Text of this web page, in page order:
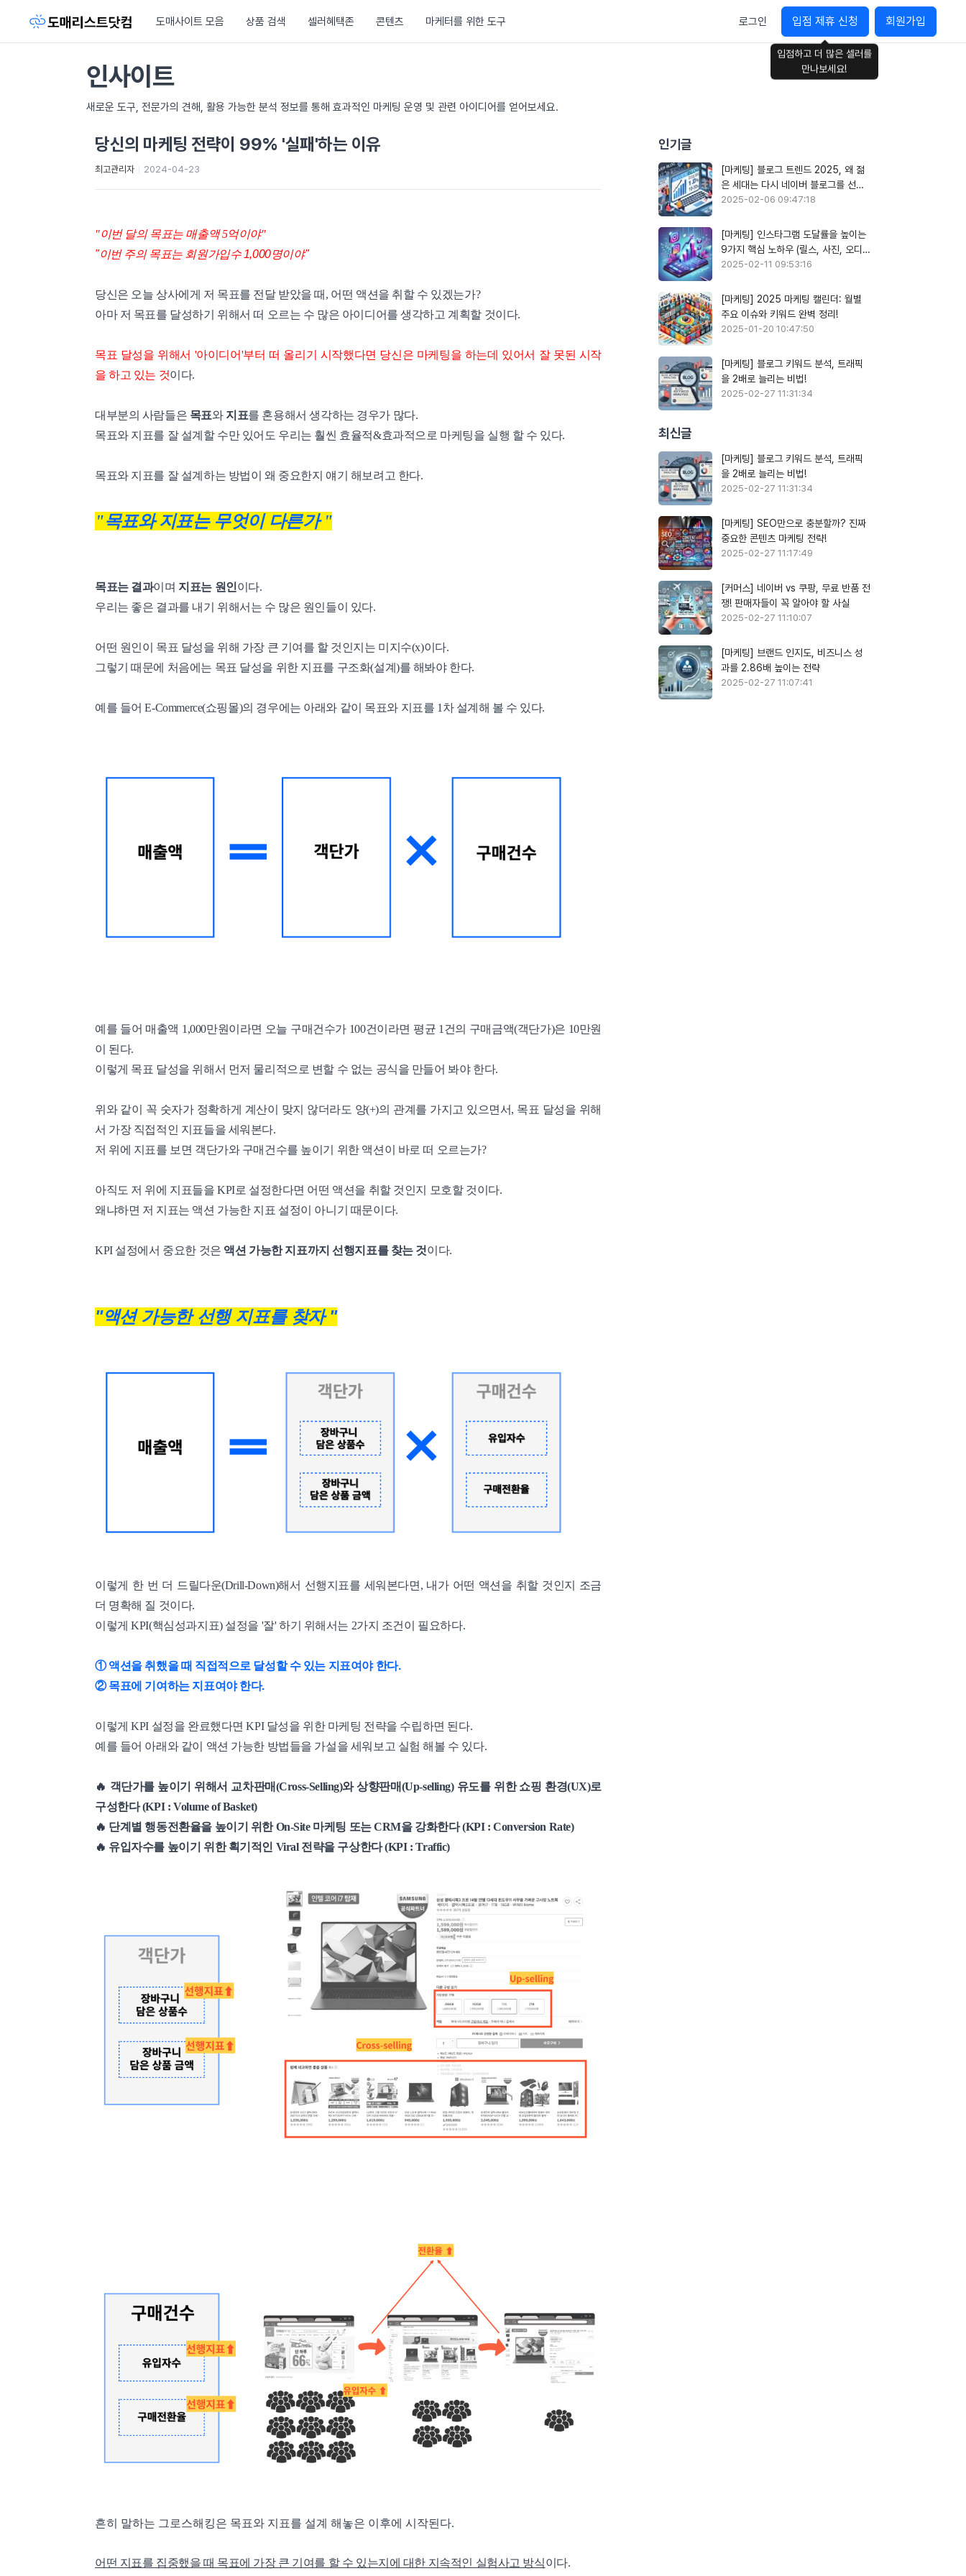
도매사이트 모음 상품 검색 셀러혜택존 콘텐츠 마케터를 위한 도구 로그인 입점 제휴 신청
입점하고 더 많은 셀러를
만나보세요!
회원가입
인사이트
새로운 도구, 전문가의 견해, 활용 가능한 분석 정보를 통해 효과적인 마케팅 운영 및 관련 아이디어를 얻어보세요.
당신의 마케팅 전략이 99% '실패'하는 이유
최고관리자 2024-04-23
"이번 달의 목표는 매출액 5억이야"
"이번 주의 목표는 회원가입수 1,000명이야"
당신은 오늘 상사에게 저 목표를 전달 받았을 때, 어떤 액션을 취할 수 있겠는가?
아마 저 목표를 달성하기 위해서 떠 오르는 수 많은 아이디어를 생각하고 계획할 것이다.
목표 달성을 위해서 '아이디어'부터 떠 올리기 시작했다면 당신은 마케팅을 하는데 있어서 잘 못된 시작
을 하고 있는 것이다.
대부분의 사람들은 목표와 지표를 혼용해서 생각하는 경우가 많다.
목표와 지표를 잘 설계할 수만 있어도 우리는 훨씬 효율적&효과적으로 마케팅을 실행 할 수 있다.
목표와 지표를 잘 설계하는 방법이 왜 중요한지 얘기 해보려고 한다.
"목표와 지표는 무엇이 다른가 "
목표는 결과이며 지표는 원인이다.
우리는 좋은 결과를 내기 위해서는 수 많은 원인들이 있다.
어떤 원인이 목표 달성을 위해 가장 큰 기여를 할 것인지는 미지수(x)이다.
그렇기 때문에 처음에는 목표 달성을 위한 지표를 구조화(설계)를 해봐야 한다.
예를 들어 E-Commerce(쇼핑몰)의 경우에는 아래와 같이 목표와 지표를 1차 설계해 볼 수 있다.
예를 들어 매출액 1,000만원이라면 오늘 구매건수가 100건이라면 평균 1건의 구매금액(객단가)은 10만원
이 된다.
이렇게 목표 달성을 위해서 먼저 물리적으로 변할 수 없는 공식을 만들어 봐야 한다.
위와 같이 꼭 숫자가 정확하게 계산이 맞지 않더라도 양(+)의 관계를 가지고 있으면서, 목표 달성을 위해
서 가장 직접적인 지표들을 세워본다.
저 위에 지표를 보면 객단가와 구매건수를 높이기 위한 액션이 바로 떠 오르는가?
아직도 저 위에 지표들을 KPI로 설정한다면 어떤 액션을 취할 것인지 모호할 것이다.
왜냐하면 저 지표는 액션 가능한 지표 설정이 아니기 때문이다.
KPI 설정에서 중요한 것은 액션 가능한 지표까지 선행지표를 찾는 것이다.
"액션 가능한 선행 지표를 찾자 "
이렇게 한 번 더 드릴다운(Drill-Down)해서 선행지표를 세워본다면, 내가 어떤 액션을 취할 것인지 조금
더 명확해 질 것이다.
이렇게 KPI(핵심성과지표) 설정을 '잘' 하기 위해서는 2가지 조건이 필요하다.
① 액션을 취했을 때 직접적으로 달성할 수 있는 지표여야 한다.
② 목표에 기여하는 지표여야 한다.
이렇게 KPI 설정을 완료했다면 KPI 달성을 위한 마케팅 전략을 수립하면 된다.
예를 들어 아래와 같이 액션 가능한 방법들을 가설을 세워보고 실험 해볼 수 있다.
🔥 객단가를 높이기 위해서 교차판매(Cross-Selling)와 상향판매(Up-selling) 유도를 위한 쇼핑 환경(UX)로
구성한다 (KPI : Volume of Basket)
🔥 단계별 행동전환율을 높이기 위한 On-Site 마케팅 또는 CRM을 강화한다 (KPI : Conversion Rate)
🔥 유입자수를 높이기 위한 획기적인 Viral 전략을 구상한다 (KPI : Traffic)
흔히 말하는 그로스해킹은 목표와 지표를 설계 해놓은 이후에 시작된다.
어떤 지표를 집중했을 때 목표에 가장 큰 기여를 할 수 있는지에 대한 지속적인 실험사고 방식이다.
인기글
[마케팅] 블로그 트렌드 2025, 왜 젊
은 세대는 다시 네이버 블로그를 선택
할까?
2025-02-06 09:47:18
[마케팅] 인스타그램 도달률을 높이는
9가지 핵심 노하우 (릴스, 사진, 오디오
활용)
2025-02-11 09:53:16
[마케팅] 2025 마케팅 캘린더: 월별
주요 이슈와 키워드 완벽 정리!
2025-01-20 10:47:50
[마케팅] 블로그 키워드 분석, 트래픽
을 2배로 늘리는 비법!
2025-02-27 11:31:34
최신글
[마케팅] 블로그 키워드 분석, 트래픽
을 2배로 늘리는 비법!
2025-02-27 11:31:34
[마케팅] SEO만으로 충분할까? 진짜
중요한 콘텐츠 마케팅 전략!
2025-02-27 11:17:49
[커머스] 네이버 vs 쿠팡, 무료 반품 전
쟁! 판매자들이 꼭 알아야 할 사실
2025-02-27 11:10:07
[마케팅] 브랜드 인지도, 비즈니스 성
과를 2.86배 높이는 전략
2025-02-27 11:07:41